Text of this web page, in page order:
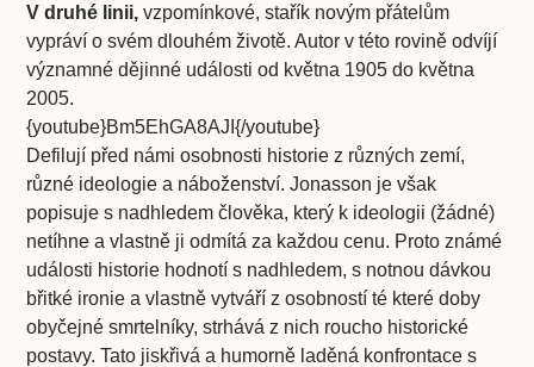
V druhé linii, vzpomínkové, stařík novým přátelům
vypráví o svém dlouhém životě. Autor v této rovině odvíjí
významné dějinné události od května 1905 do května
2005.
{youtube}Bm5EhGA8AJI{/youtube}
Defilují před námi osobnosti historie z různých zemí,
různé ideologie a náboženství. Jonasson je však
popisuje s nadhledem člověka, který k ideologii (žádné)
netíhne a vlastně ji odmítá za každou cenu. Proto známé
události historie hodnotí s nadhledem, s notnou dávkou
břitké ironie a vlastně vytváří z osobností té které doby
obyčejné smrtelníky, strhává z nich roucho historické
postavy. Tato jiskřivá a humorně laděná konfrontace s